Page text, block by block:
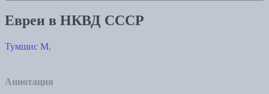
Евреи в НКВД СССР
Тумшис М.
Аннотация